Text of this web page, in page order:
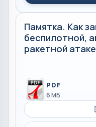
Памятка. Как
беспилотной,
ракетной атаке
PDF
6 МБ